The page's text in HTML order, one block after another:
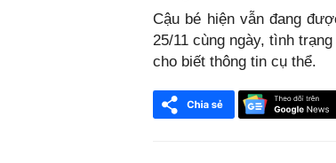
Cậu bé hiện vẫn đang
25/11 cùng ngày, tình
cho biết thông tin cụ thể.